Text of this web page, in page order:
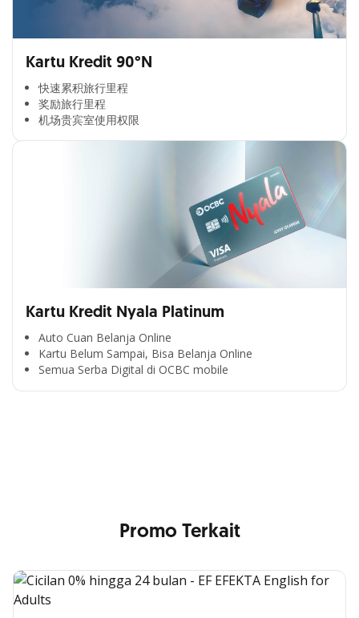
Kartu Kredit 90°N
快速累积旅行里程​
奖励旅行里程​
机场贵宾室使用权限​
Kartu Kredit Nyala Platinum
Auto Cuan Belanja Online
Kartu Belum Sampai, Bisa Belanja Online
Semua Serba Digital di OCBC mobile
Cross Selling Banner Global
Promo Terkait